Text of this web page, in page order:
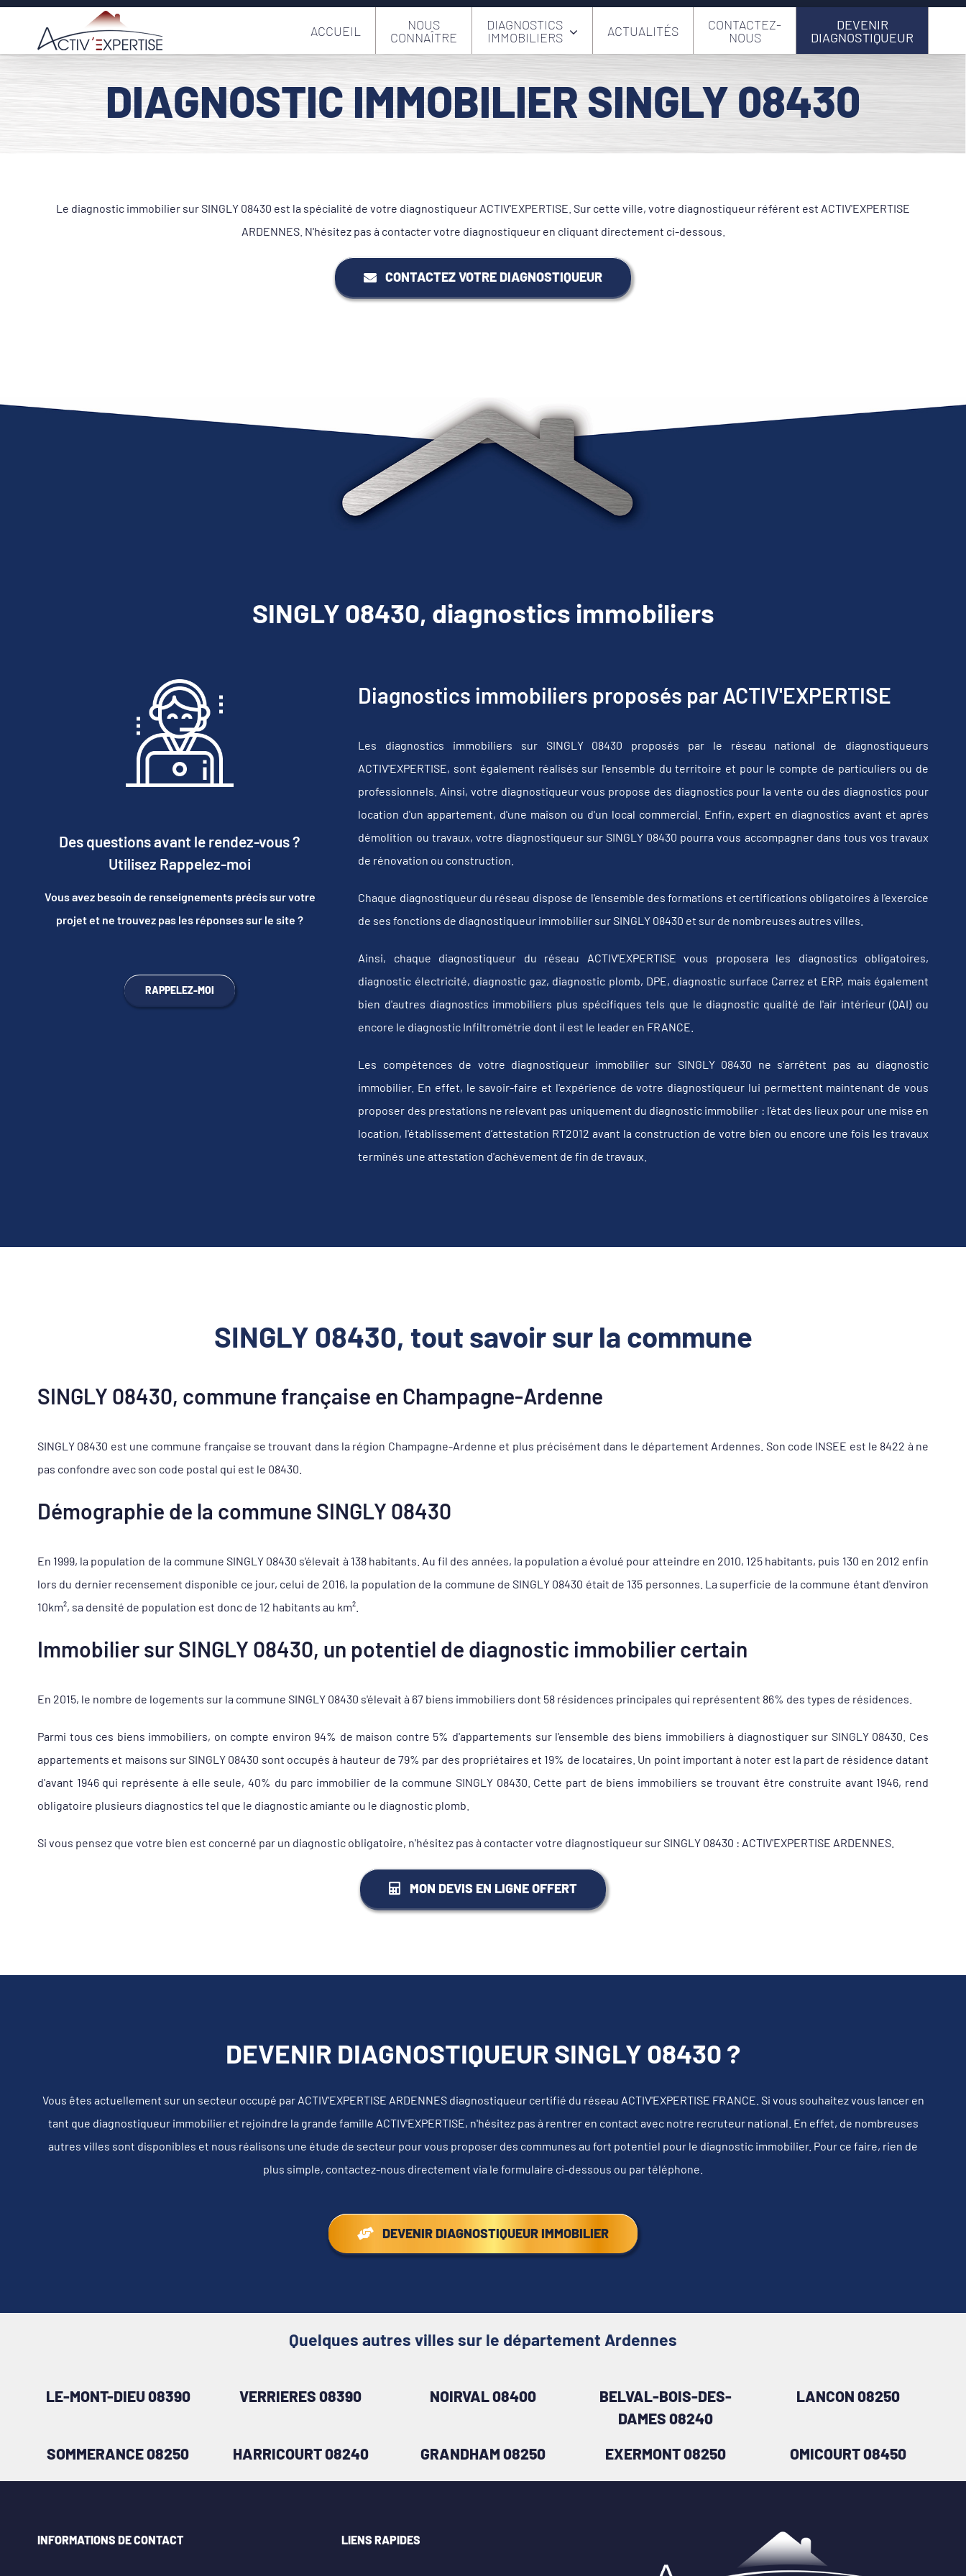
Passer
contenu
ACCUEIL
NOUS
CONNAÎTRE
DIAGNOSTICS
IMMOBILIERS
ACTUALITÉS
CONTACTEZ-
NOUS
DEVENIR
DIAGNOSTIQUEUR
DIAGNOSTIC IMMOBILIER SINGLY 08430
Le diagnostic immobilier sur SINGLY 08430 est la spécialité de votre diagnostiqueur ACTIV'EXPERTISE. Sur cette ville, votre diagnostiqueur référent est ACTIV'EXPERTISE
ARDENNES. N'hésitez pas à contacter votre diagnostiqueur en cliquant directement ci-dessous.
CONTACTEZ VOTRE DIAGNOSTIQUEUR
SINGLY 08430, diagnostics immobiliers
Des questions avant le rendez-vous ?
Utilisez Rappelez-moi
Vous avez besoin de renseignements précis sur votre
projet et ne trouvez pas les réponses sur le site ?
RAPPELEZ-MOI
Diagnostics immobiliers proposés par ACTIV'EXPERTISE
Les diagnostics immobiliers sur SINGLY 08430 proposés par le réseau national de diagnostiqueurs
ACTIV'EXPERTISE, sont également réalisés sur l'ensemble du territoire et pour le compte de particuliers ou de
professionnels. Ainsi, votre diagnostiqueur vous propose des diagnostics pour la vente ou des diagnostics pour
location d'un appartement, d'une maison ou d'un local commercial. Enfin, expert en diagnostics avant et après
démolition ou travaux, votre diagnostiqueur sur SINGLY 08430 pourra vous accompagner dans tous vos travaux
de rénovation ou construction.
Chaque diagnostiqueur du réseau dispose de l'ensemble des formations et certifications obligatoires à l'exercice
de ses fonctions de diagnostiqueur immobilier sur SINGLY 08430 et sur de nombreuses autres villes.
Ainsi, chaque diagnostiqueur du réseau ACTIV'EXPERTISE vous proposera les diagnostics obligatoires,
diagnostic électricité, diagnostic gaz, diagnostic plomb, DPE, diagnostic surface Carrez et ERP, mais également
bien d'autres diagnostics immobiliers plus spécifiques tels que le diagnostic qualité de l'air intérieur (QAI) ou
encore le diagnostic Infiltrométrie dont il est le leader en FRANCE.
Les compétences de votre diagnostiqueur immobilier sur SINGLY 08430 ne s'arrêtent pas au diagnostic
immobilier. En effet, le savoir-faire et l'expérience de votre diagnostiqueur lui permettent maintenant de vous
proposer des prestations ne relevant pas uniquement du diagnostic immobilier : l'état des lieux pour une mise en
location, l'établissement d’attestation RT2012 avant la construction de votre bien ou encore une fois les travaux
terminés une attestation d'achèvement de fin de travaux.
SINGLY 08430, tout savoir sur la commune
SINGLY 08430, commune française en Champagne-Ardenne
SINGLY 08430 est une commune française se trouvant dans la région Champagne-Ardenne et plus précisément dans le département Ardennes. Son code INSEE est le 8422 à ne
pas confondre avec son code postal qui est le 08430.
Démographie de la commune SINGLY 08430
En 1999, la population de la commune SINGLY 08430 s'élevait à 138 habitants. Au fil des années, la population a évolué pour atteindre en 2010, 125 habitants, puis 130 en 2012 enfin
lors du dernier recensement disponible ce jour, celui de 2016, la population de la commune de SINGLY 08430 était de 135 personnes. La superficie de la commune étant d'environ
10km², sa densité de population est donc de 12 habitants au km².
Immobilier sur SINGLY 08430, un potentiel de diagnostic immobilier certain
En 2015, le nombre de logements sur la commune SINGLY 08430 s'élevait à 67 biens immobiliers dont 58 résidences principales qui représentent 86% des types de résidences.
Parmi tous ces biens immobiliers, on compte environ 94% de maison contre 5% d'appartements sur l'ensemble des biens immobiliers à diagnostiquer sur SINGLY 08430. Ces
appartements et maisons sur SINGLY 08430 sont occupés à hauteur de 79% par des propriétaires et 19% de locataires. Un point important à noter est la part de résidence datant
d'avant 1946 qui représente à elle seule, 40% du parc immobilier de la commune SINGLY 08430. Cette part de biens immobiliers se trouvant être construite avant 1946, rend
obligatoire plusieurs diagnostics tel que le diagnostic amiante ou le diagnostic plomb.
Si vous pensez que votre bien est concerné par un diagnostic obligatoire, n'hésitez pas à contacter votre diagnostiqueur sur SINGLY 08430 : ACTIV'EXPERTISE ARDENNES.
MON DEVIS EN LIGNE OFFERT
DEVENIR DIAGNOSTIQUEUR SINGLY 08430 ?
Vous êtes actuellement sur un secteur occupé par ACTIV'EXPERTISE ARDENNES diagnostiqueur certifié du réseau ACTIV'EXPERTISE FRANCE. Si vous souhaitez vous lancer en
tant que diagnostiqueur immobilier et rejoindre la grande famille ACTIV'EXPERTISE, n'hésitez pas à rentrer en contact avec notre recruteur national. En effet, de nombreuses
autres villes sont disponibles et nous réalisons une étude de secteur pour vous proposer des communes au fort potentiel pour le diagnostic immobilier. Pour ce faire, rien de
plus simple, contactez-nous directement via le formulaire ci-dessous ou par téléphone.
DEVENIR DIAGNOSTIQUEUR IMMOBILIER
Quelques autres villes sur le département Ardennes
LE-MONT-DIEU 08390 VERRIERES 08390 NOIRVAL 08400
BELVAL-BOIS-DES-
DAMES 08240
LANCON 08250
SOMMERANCE 08250 HARRICOURT 08240 GRANDHAM 08250 EXERMONT 08250 OMICOURT 08450
INFORMATIONS DE CONTACT LIENS RAPIDES